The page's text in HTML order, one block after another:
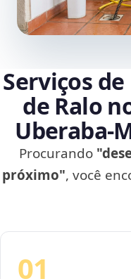
Serviços
de Ralo
Procurando
próximo", você
01